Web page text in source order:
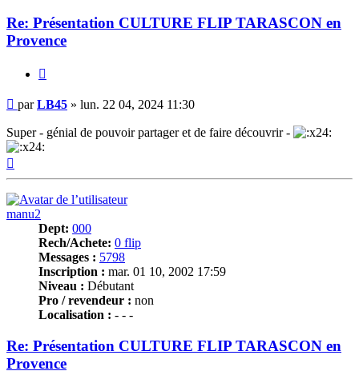
Re: Présentation CULTURE FLIP TARASCON en
Provence
Message
parLB45 » lun. 22 04, 2024 11:30
Super - génial de pouvoir partager et de faire découvrir -
manu2
Dept: 000
Rech/Achete: 0 flip
Messages : 5798
Inscription : mar. 01 10, 2002 17:59
Niveau : Débutant
Pro / revendeur : non
Localisation : - - -
Re: Présentation CULTURE FLIP TARASCON en
Provence